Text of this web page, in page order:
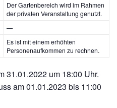
Der Gartenbereich wird im Rahmen
der privaten Veranstaltung genutzt.
—
Es ist mit einem erhöhten
Personenaufkommen zu rechnen.
31.01.2022 um 18:00 Uhr.
am 01.01.2023 bis 11:00